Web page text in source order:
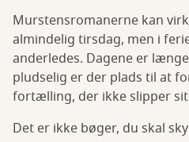
Murstensromanerne kan
almindelig tirsdag, men i
anderledes. Dagene er
pludselig er der plads til at
fortælling, der ikke slipper
Det er ikke bøger, du skal